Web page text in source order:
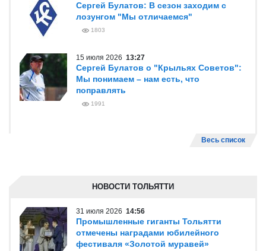
Сергей Булатов: В сезон заходим с
лозунгом "Мы отличаемся"
1803
15 июля 2026 13:27
Сергей Булатов о "Крыльях Советов":
Мы понимаем – нам есть, что
поправлять
1991
Весь список
НОВОСТИ ТОЛЬЯТТИ
31 июля 2026 14:56
Промышленные гиганты Тольятти
отмечены наградами юбилейного
фестиваля «Золотой муравей»